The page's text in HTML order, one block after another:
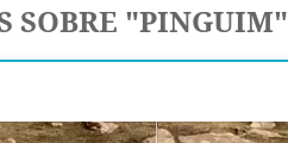
SOBRE "PINGUIM"